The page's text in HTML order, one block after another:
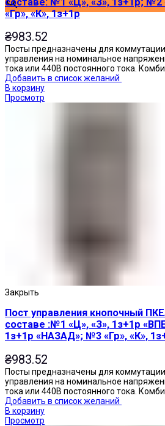
«Гр», «К», 1з+1р
₴983.52
Посты предназначены для
управления на номинальное
тока или 440В постоянного тока.
Добавить в список желаний
В корзину
Просмотр
Закрыть
Пост управления кнопочный
составе :№1 «Ц», «З», 1з+1р
1з+1р «НАЗАД»; №3 «Гр», «К»,
₴983.52
Посты предназначены для
управления на номинальное
тока или 440В постоянного тока.
Добавить в список желаний
В корзину
Просмотр